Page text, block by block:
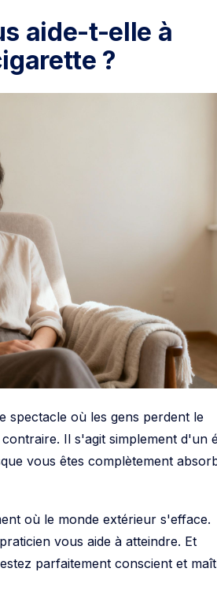
aide-t-elle à
?
spectacle où les gens perdent le
Il s'agit simplement d'un
vous êtes complètement
où le monde extérieur s'efface.
vous aide à atteindre. Et
parfaitement conscient et